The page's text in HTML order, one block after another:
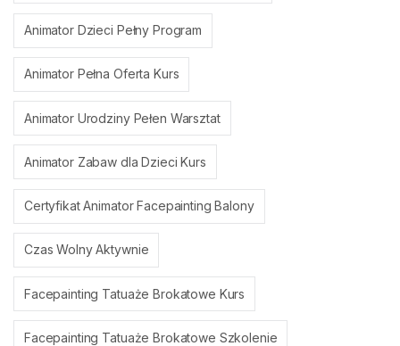
Animator Dzieci Pełny Program
Animator Pełna Oferta Kurs
Animator Urodziny Pełen Warsztat
Animator Zabaw dla Dzieci Kurs
Certyfikat Animator Facepainting Balony
Czas Wolny Aktywnie
Facepainting Tatuaże Brokatowe Kurs
Facepainting Tatuaże Brokatowe Szkolenie